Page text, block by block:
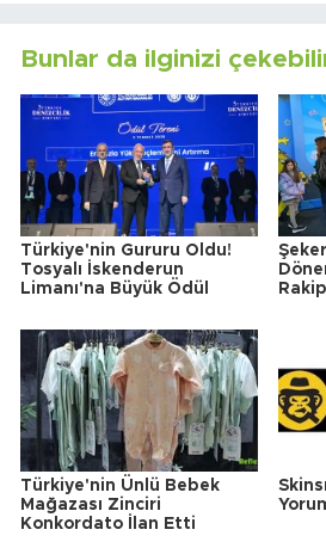
Bunlar da ilginizi
Türkiye'nin Gururu Oldu!
Tosyalı İskenderun
Limanı'na Büyük Ödül
Türkiye'nin Ünlü Bebek
Mağazası Zinciri
Konkordato İlan Etti